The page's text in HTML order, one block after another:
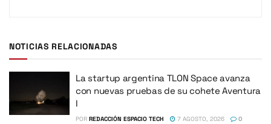
NOTICIAS RELACIONADAS
La startup argentina TLON Space avanza
con nuevas pruebas de su cohete Aventura
I
POR REDACCIÓN ESPACIO TECH 7 AGOSTO, 2026 0